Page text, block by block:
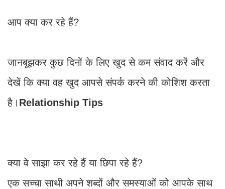
आप क्या कर रहे हैं?
जानबूझकर कुछ दिनों के लिए खुद से कम संवाद करें और
देखें कि क्या वह खुद आपसे संपर्क करने की कोशिश करता
है। Relationship Tips
क्या वे साझा कर रहे हैं या छिपा रहे हैं?
एक सच्चा साथी अपने शब्दों और समस्याओं को आपके साथ